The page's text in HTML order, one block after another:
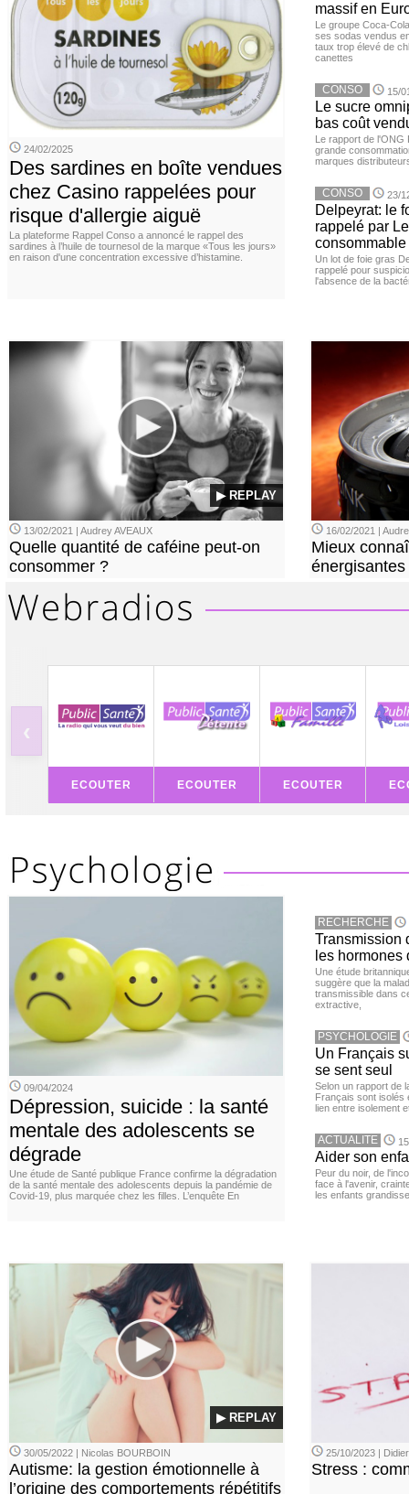
24/02/2025
Des sardines en boîte vendues
chez Casino rappelées pour
risque d'allergie aiguë
La plateforme Rappel Conso a annoncé le rappel des
sardines à l’huile de tournesol de la marque «Tous les jours»
en raison d'une concentration excessive d’histamine.
massif en
Le groupe Coca-
ses sodas vendus
taux trop élevé de
canettes
CONSO 15/
Le sucre
bas coût
Le rapport de l'ONG
grande
marques
CONSO 23/
Delpeyrat: le
rappelé par
consommable
Un lot de foie gras
rappelé pour
l'absence de la
▶ REPLAY
13/02/2021 | Audrey AVEAUX
Quelle quantité de caféine peut-on
consommer ?
16/02/2021 |
Mieux
énergisantes
‹
ECOUTER ECOUTER ECOUTER
09/04/2024
Dépression, suicide : la santé
mentale des adolescents se
dégrade
Une étude de Santé publique France confirme la dégradation
de la santé mentale des adolescents depuis la pandémie de
Covid-19, plus marquée chez les filles. L’enquête En
RECHERCHE
Transmission
les hormones
Une étude
suggère que la
transmissible dans
extractive,
PSYCHOLOGIE
Un Français
se sent seul
Selon un rapport de
Français sont isolés
lien entre isolement
ACTUALITE
Aider son
Peur du noir, de
face à l'avenir,
les enfants
▶ REPLAY
30/05/2022 | Nicolas BOURBOIN
Autisme: la gestion émotionnelle à
l’origine des comportements répétitifs
25/10/2023 |
Stress :